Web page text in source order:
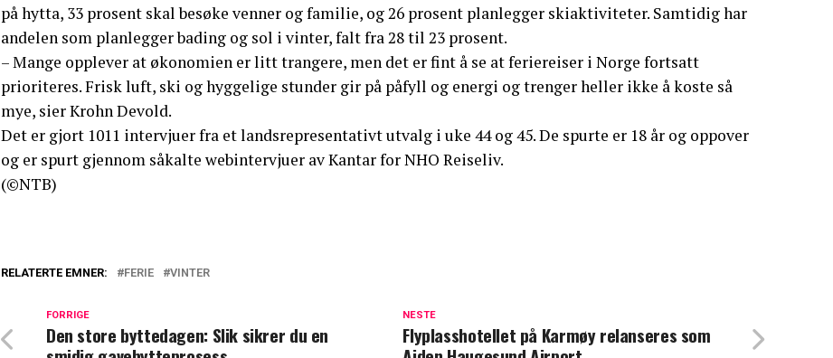
på hytta, 33 prosent skal besøke venner og familie, og 26 prosent planlegger skiaktiviteter. Samtidig har
andelen som planlegger bading og sol i vinter, falt fra 28 til 23 prosent.
– Mange opplever at økonomien er litt trangere, men det er fint å se at feriereiser i Norge fortsatt
prioriteres. Frisk luft, ski og hyggelige stunder gir på påfyll og energi og trenger heller ikke å koste så
mye, sier Krohn Devold.
Det er gjort 1011 intervjuer fra et landsrepresentativt utvalg i uke 44 og 45. De spurte er 18 år og oppover
og er spurt gjennom såkalte webintervjuer av Kantar for NHO Reiseliv.
(©NTB)
RELATERTE EMNER: FERIE VINTER
NESTE
Flyplasshotellet på Karmøy relanseres som
FORRIGE
Den store byttedagen: Slik sikrer du en